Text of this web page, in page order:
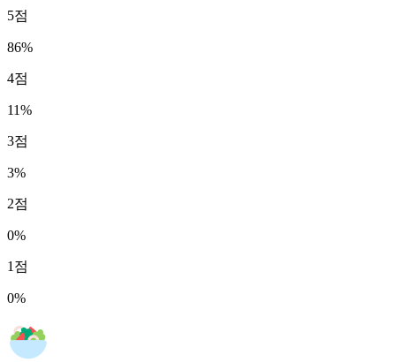
5점
86%
4점
11%
3점
3%
2점
0%
1 점
0%